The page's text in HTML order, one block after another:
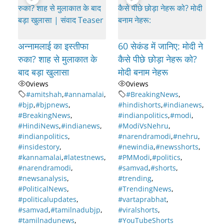
अन्नामलाई का इस्तीफा
रुका? शाह से मुलाकात के
बाद बड़ा खुलासा
0views
#amitshah,#annamalai,
#bjp,#bjpnews,
#BreakingNews,
#HindiNews,#indianews,
#indianpolitics,
#insidestory,
#kannamalai,#latestnews,
#narendramodi,
#newsanalysis,
#PoliticalNews,
#politicalupdates,
#samvad,#tamilnadubjp,
#tamilnadunews,
60 सेकंड में जानिए: मोदी ने
कैसे पीछे छोड़ा नेहरू को?
मोदी बनाम नेहरू
0views
#BreakingNews,
#hindishorts,#indianews,
#indianpolitics,#modi,
#ModiVsNehru,
#narendramodi,#nehru,
#newindia,#newsshorts,
#PMModi,#politics,
#samvad,#shorts,
#trending,
#TrendingNews,
#vartaprabhat,
#viralshorts,
#YouTubeShorts